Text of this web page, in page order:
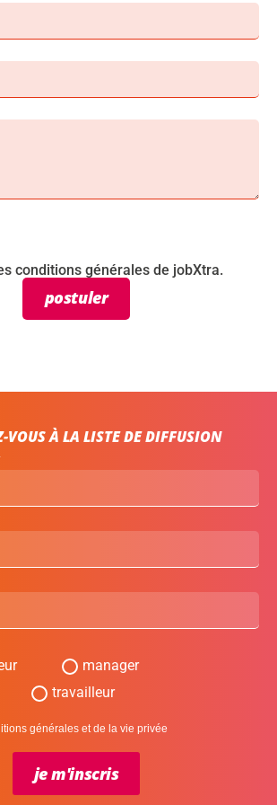
conditions générales de jobXtra.
postuler
VOUS À LA LISTE DE DIFFUSION
manager
travailleur
générales et de la vie privée
je m'inscris